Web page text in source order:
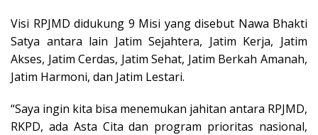
Visi RPJMD didukung 9 Misi yang disebut Nawa Bhakti
Satya antara lain Jatim Sejahtera, Jatim Kerja, Jatim
Akses, Jatim Cerdas, Jatim Sehat, Jatim Berkah Amanah,
Jatim Harmoni, dan Jatim Lestari.
“Saya ingin kita bisa menemukan jahitan antara RPJMD,
RKPD, ada Asta Cita dan program prioritas nasional,